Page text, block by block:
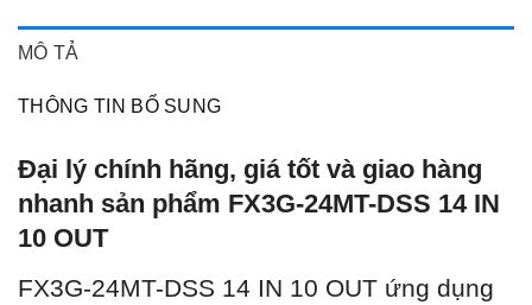
MÔ TẢ
THÔNG TIN BỔ SUNG
Đại lý chính hãng, giá tốt và giao hàng
nhanh sản phẩm FX3G-24MT-DSS 14 IN
10 OUT
FX3G-24MT-DSS 14 IN 10 OUT ứng dụng